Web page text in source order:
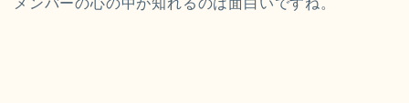
メンバーの心の中が知れるのは面白いですね。